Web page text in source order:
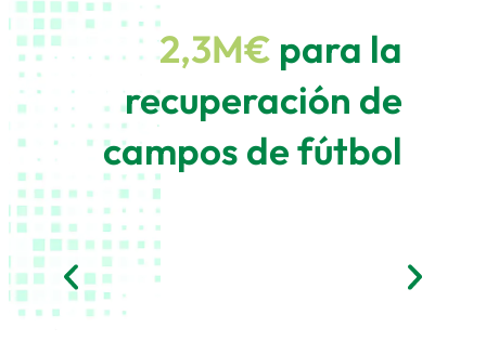
2,3M€ para la
recuperación de
campos de fútbol